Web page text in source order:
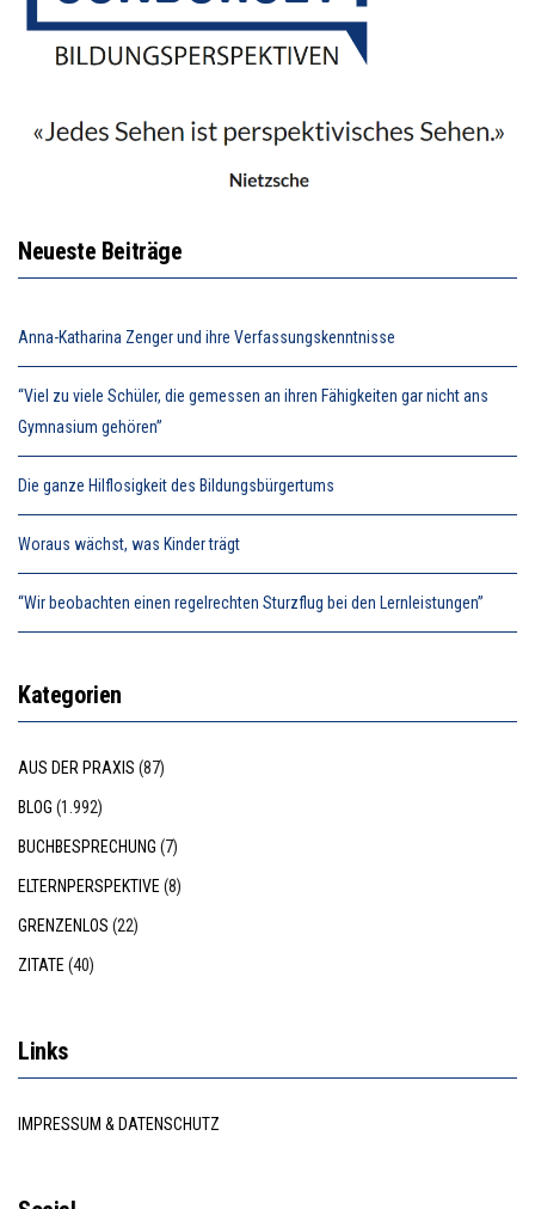
Neueste Beiträge
Anna-Katharina Zenger und ihre Verfassungskenntnisse
“Viel zu viele Schüler, die gemessen an ihren Fähigkeiten gar nicht ans
Gymnasium gehören”
Die ganze Hilflosigkeit des Bildungsbürgertums
Woraus wächst, was Kinder trägt
“Wir beobachten einen regelrechten Sturzflug bei den Lernleistungen”
Kategorien
AUS DER PRAXIS (87)
BLOG (1.992)
BUCHBESPRECHUNG (7)
ELTERNPERSPEKTIVE (8)
GRENZENLOS (22)
ZITATE (40)
Links
IMPRESSUM & DATENSCHUTZ